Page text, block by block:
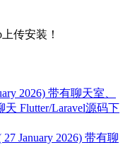
传安装！
2026) 带有聊天室、
Flutter/Laravel源码下
27 January 2026) 带有聊